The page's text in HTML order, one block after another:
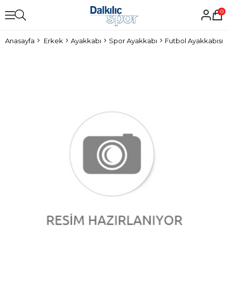
0
Anasayfa Erkek Ayakkabı Spor Ayakkabı Futbol Ayakkabısı